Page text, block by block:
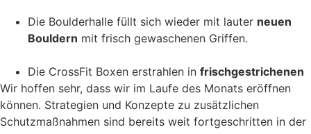
Die Boulderhalle füllt sich wieder mit lauter neuen
Bouldern mit frisch gewaschenen Griffen.
Die CrossFit Boxen erstrahlen in frischgestrichenen
Wir hoffen sehr, dass wir im Laufe des Monats eröffnen
können. Strategien und Konzepte zu zusätzlichen
Schutzmaßnahmen sind bereits weit fortgeschritten in der